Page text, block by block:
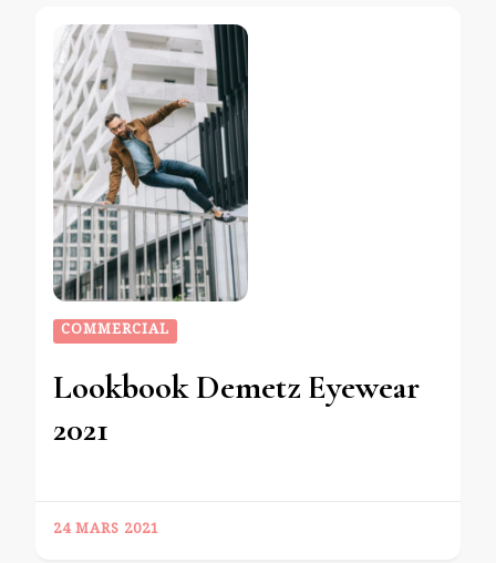
COMMERCIAL
Lookbook Demetz Eyewear
2021
24 MARS 2021